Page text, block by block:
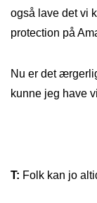
også lave det vi
protection på
Nu er det
kunne jeg have
T: Folk kan jo